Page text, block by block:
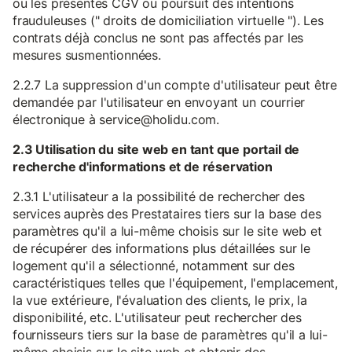
ou les présentes CGV ou poursuit des intentions
frauduleuses (" droits de domiciliation virtuelle "). Les
contrats déjà conclus ne sont pas affectés par les
mesures susmentionnées.
2.2.7 La suppression d'un compte d'utilisateur peut être
demandée par l'utilisateur en envoyant un courrier
électronique à service@holidu.com.
2.3 Utilisation du site web en tant que portail de
recherche d'informations et de réservation
2.3.1 L'utilisateur a la possibilité de rechercher des
services auprès des Prestataires tiers sur la base des
paramètres qu'il a lui-même choisis sur le site web et
de récupérer des informations plus détaillées sur le
logement qu'il a sélectionné, notamment sur des
caractéristiques telles que l'équipement, l'emplacement,
la vue extérieure, l'évaluation des clients, le prix, la
disponibilité, etc. L'utilisateur peut rechercher des
fournisseurs tiers sur la base de paramètres qu'il a lui-